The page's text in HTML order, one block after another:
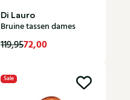
Di Lauro
Bruine tassen dames
119,9572,00
Sale